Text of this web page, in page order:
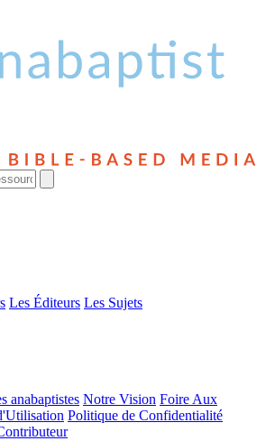
Les Éditeurs Les Sujets
anabaptistes Notre Vision Foire Aux
Politique de Confidentialité